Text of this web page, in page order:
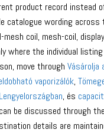
product record instead
catalogue wording across
coil, mesh-coil,
where the individual
move through Vásárolja
vaporizálók,
, és
be discussed through the
details are